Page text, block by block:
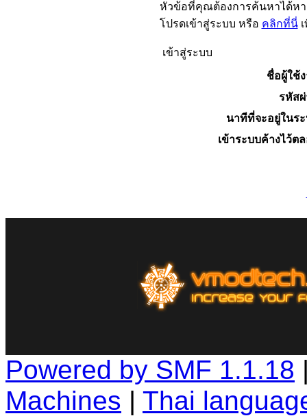
หัวข้อที่คุณต้องการค้นหาได้ห
โปรดเข้าสู่ระบบ หรือ คลิกที่นี่เ
เข้าสู่ระบบ
ชื่อผู้ใช้
รหัส
นาทีที่จะอยู่ในร
เข้าระบบค้างไว้ต
Powered by SMF 1.1.18
Machines | Thai